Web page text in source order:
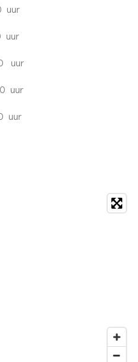
uur
uur
uur
uur
uur